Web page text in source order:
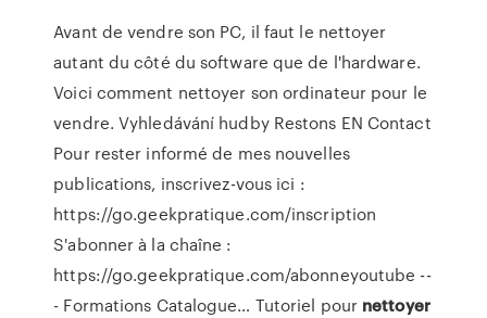
Avant de vendre son PC, il faut le nettoyer
autant du côté du software que de l'hardware.
Voici comment nettoyer son ordinateur pour le
vendre.Vyhledávání hudbyRestons EN Contact
Pour rester informé de mes nouvelles
publications, inscrivez-vous ici :
https://go.geekpratique.com/inscription
S'abonner à la chaîne :
https://go.geekpratique.com/abonneyoutube --
- Formations Catalogue… Tutoriel pour nettoyer